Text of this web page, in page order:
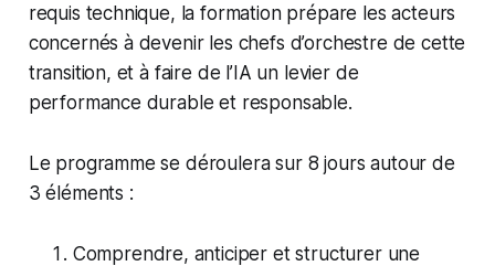
requis technique, la formation prépare les acteurs
concernés à devenir les chefs d’orchestre de cette
transition, et à faire de l’IA un levier de
performance durable et responsable.
Le programme se déroulera sur 8 jours autour de
3 éléments :
Comprendre, anticiper et structurer une